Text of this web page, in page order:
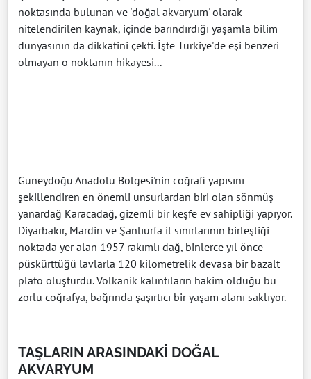
noktasında bulunan ve 'doğal akvaryum' olarak
nitelendirilen kaynak, içinde barındırdığı yaşamla bilim
dünyasının da dikkatini çekti. İşte Türkiye'de eşi benzeri
olmayan o noktanın hikayesi...
Güneydoğu Anadolu Bölgesi'nin coğrafi yapısını
şekillendiren en önemli unsurlardan biri olan sönmüş
yanardağ Karacadağ, gizemli bir keşfe ev sahipliği yapıyor.
Diyarbakır, Mardin ve Şanlıurfa il sınırlarının birleştiği
noktada yer alan 1957 rakımlı dağ, binlerce yıl önce
püskürttüğü lavlarla 120 kilometrelik devasa bir bazalt
plato oluşturdu. Volkanik kalıntıların hakim olduğu bu
zorlu coğrafya, bağrında şaşırtıcı bir yaşam alanı saklıyor.
TAŞLARIN ARASINDAKİ DOĞAL
AKVARYUM